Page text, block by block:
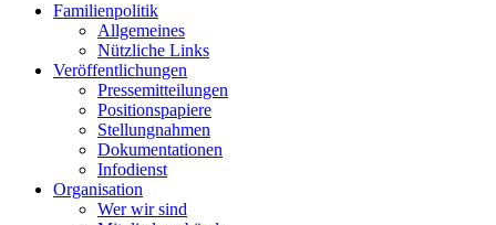
Familienpolitik
Allgemeines
Nützliche Links
Veröffentlichungen
Pressemitteilungen
Positionspapiere
Stellungnahmen
Dokumentationen
Infodienst
Organisation
Wer wir sind